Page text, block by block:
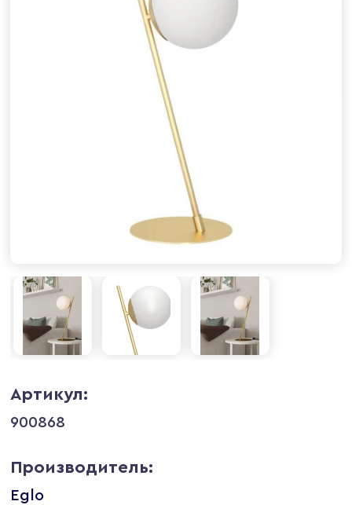
Артикул:
900868
Производитель:
Eglo